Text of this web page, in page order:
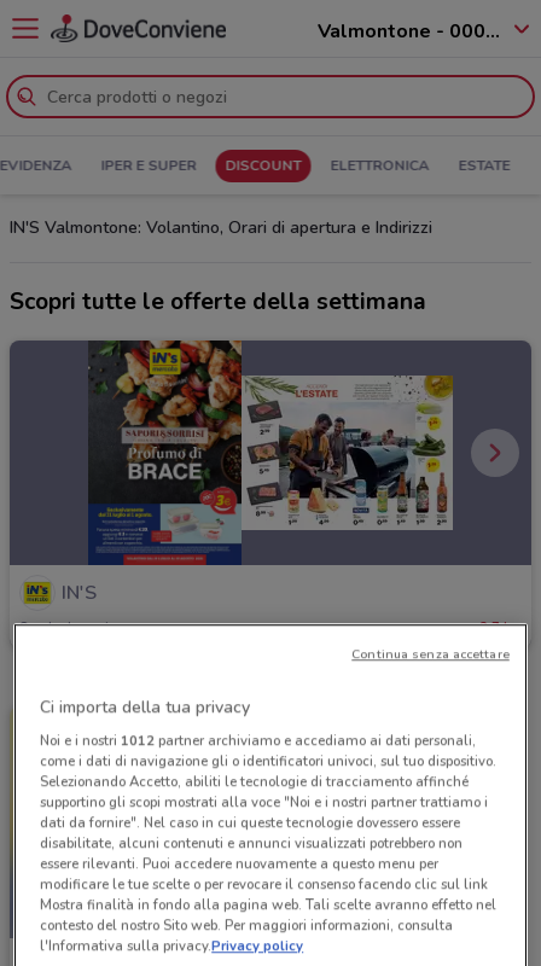
Valmontone - 00038
IPER E SUPER DISCOUNT ELETTRONICA ESTATE
IN'S Valmontone: Volantino, Orari di apertura e Indirizzi
Scopri tutte le offerte della settimana
IN'S
Scade domenica 3.7 km
-3 GIORNI
Ci importa della tua privacy
Noi e i nostri 1012partner archiviamo e accediamo ai dati personali,
come i dati di navigazione gli o identificatori univoci, sul tuo dispositivo.
Selezionando Accetto, abiliti le tecnologie di tracciamento affinché
supportino gli scopi mostrati alla voce "Noi e i nostri partner trattiamo i
dati da fornire". Nel caso in cui queste tecnologie dovessero essere
disabilitate, alcuni contenuti e annunci visualizzati potrebbero non
essere rilevanti. Puoi accedere nuovamente a questo menu per
modificare le tue scelte o per revocare il consenso facendo clic sul link
Mostra finalità in fondo alla pagina web. Tali scelte avranno effetto nel
contesto del nostro Sito web. Per maggiori informazioni, consulta
l'Informativa sulla privacy.Privacy policy
Continua senza accettare